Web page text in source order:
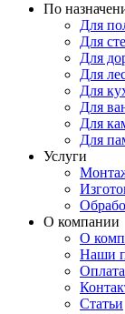
По
Для
Для
Для
Для
Для
Для
Для
Для
Услуги
О компании
О
Наши
Статьи